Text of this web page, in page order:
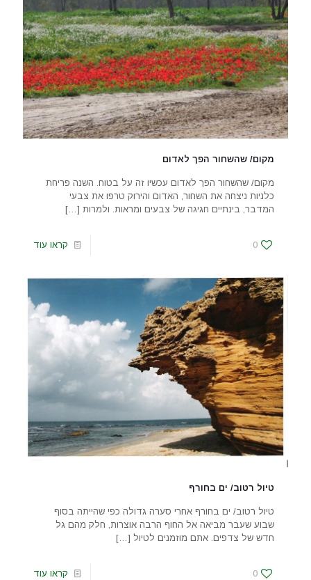
מקום/ שהשחור הפך לאדום
מקום/ שהשחור הפך לאדום עכשיו זה על בטוח. השנה פריחת
כלניות ניצחה את השחור, האדום והירוק טרפו את צבעי
המדבר, בינתיים חגיגה של צבעים ומראות. ולמרות […]
0 קראו עוד
טיול רטוב/ ים בחורף
טיול רטוב/ ים בחורף אחרי סערה גדולה כפי שהייתה בסוף
שבוע שעבר מביאה אל החוף הרבה אוצרות, חלק מהם גל
חדש של צדפים. אתם מוזמנים לטיול […]
0 קראו עוד